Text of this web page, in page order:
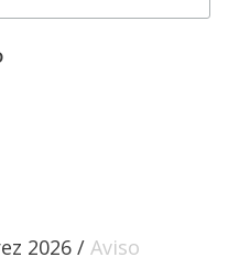
2026 / Aviso